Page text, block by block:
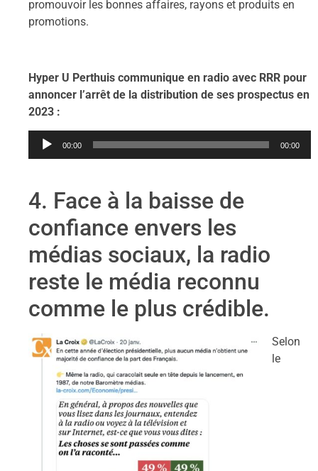
promouvoir les bonnes affaires, rayons et produits en
promotions.
Hyper U Perthuis communique en radio avec RRR pour
annoncer l’arrêt de la distribution de ses prospectus en
2023 :
Lecteur
00:00 00:00
4. Face à la baisse de
confiance envers les
médias sociaux, la radio
reste le média reconnu
comme le plus crédible.
Selon
le